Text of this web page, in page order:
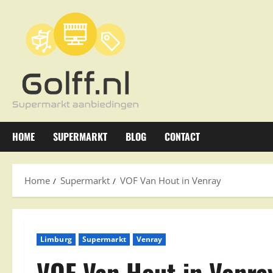
inhoud
HOME SUPERMARKT BLOG CONTACT
Home Supermarkt VOF Van Hout in Venray
Limburg Supermarkt Venray